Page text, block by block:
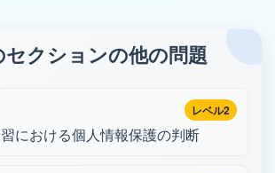
クションの他の問題
レベル2
における個人情報保護の判断